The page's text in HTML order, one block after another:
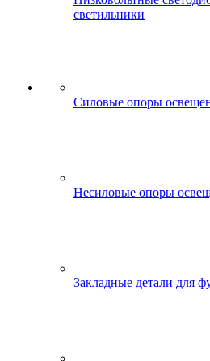
светильники
Силовые опоры
Несиловые опоры
Закладные детали для